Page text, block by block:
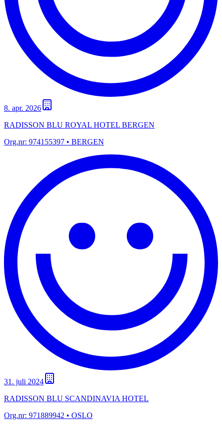
8. apr. 2026
RADISSON BLU ROYAL HOTEL BERGEN
Org.nr: 974155397 • BERGEN
31. juli 2024
RADISSON BLU SCANDINAVIA HOTEL
Org.nr: 971889942 • OSLO